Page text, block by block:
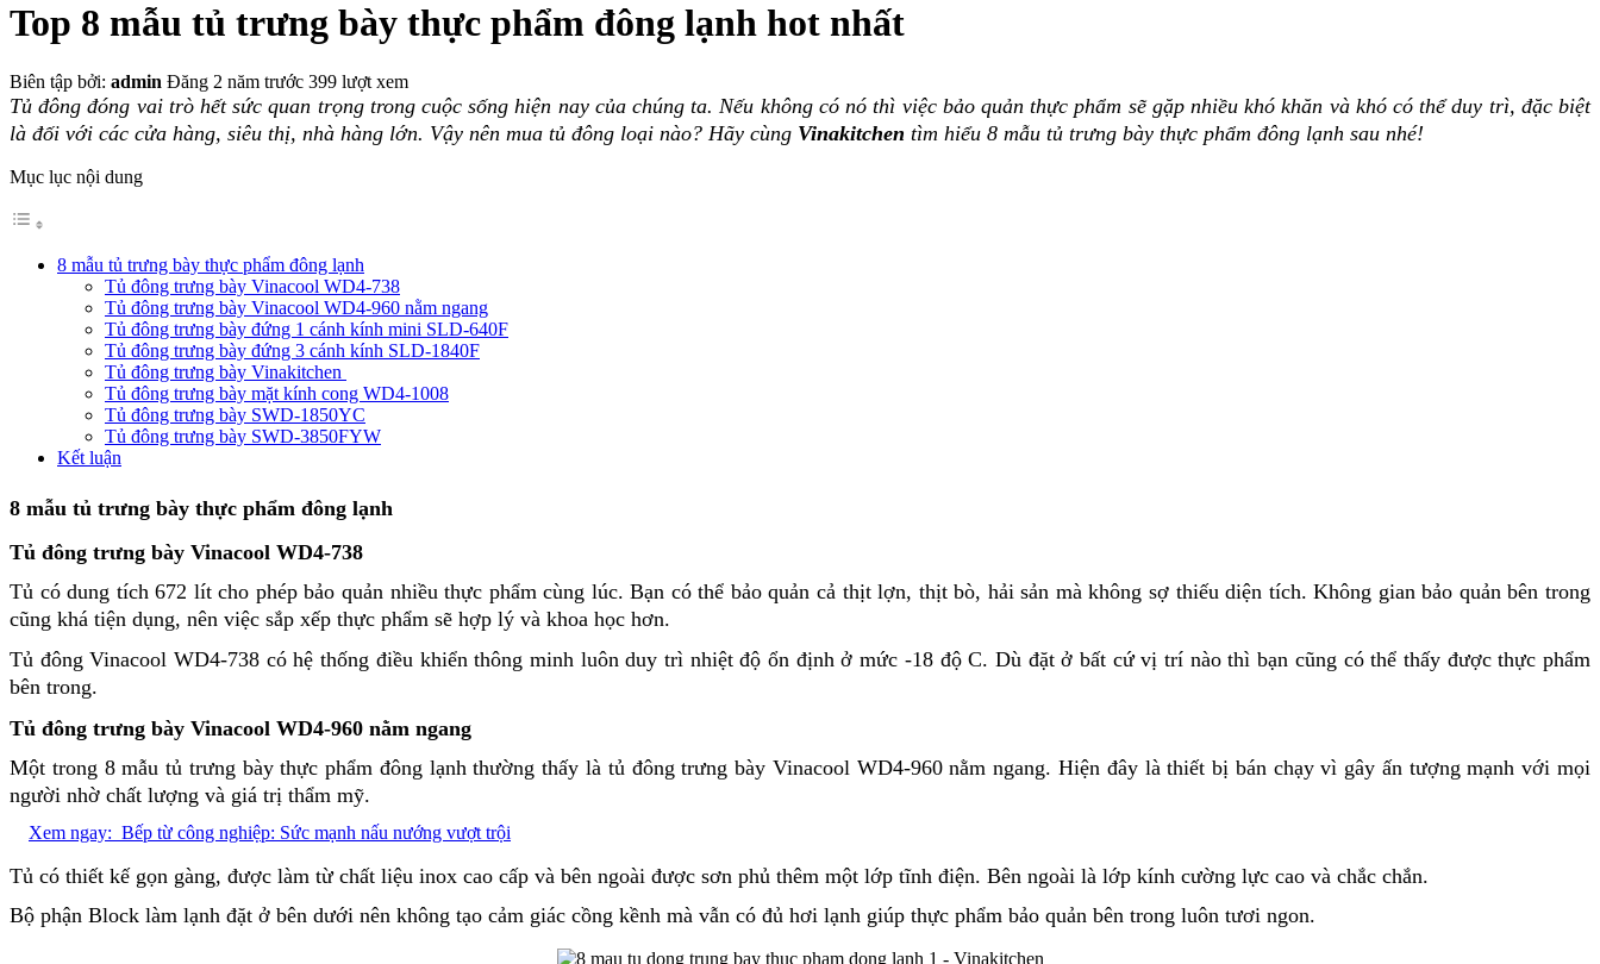
Top 8 mẫu tủ trưng bày thực phẩm đông lạnh hot nhất
Biên tập bởi: admin Đăng 2 năm trước 399 lượt xem
Tủ đông đóng vai trò hết sức quan trọng trong cuộc sống hiện nay của chúng ta. Nếu không có nó thì việc bảo quản thực phẩm sẽ gặp nhiều khó khăn và khó có thể duy trì, đặc biệt
là đối với các cửa hàng, siêu thị, nhà hàng lớn. Vậy nên mua tủ đông loại nào? Hãy cùng Vinakitchen tìm hiểu 8 mẫu tủ trưng bày thực phẩm đông lạnh sau nhé!
Mục lục nội dung
8 mẫu tủ trưng bày thực phẩm đông lạnh
Tủ đông trưng bày Vinacool WD4-738
Tủ đông trưng bày Vinacool WD4-960 nằm ngang
Tủ đông trưng bày đứng 1 cánh kính mini SLD-640F
Tủ đông trưng bày đứng 3 cánh kính SLD-1840F
Tủ đông trưng bày Vinakitchen
Tủ đông trưng bày mặt kính cong WD4-1008
Tủ đông trưng bày SWD-1850YC
Tủ đông trưng bày SWD-3850FYW
Kết luận
8 mẫu tủ trưng bày thực phẩm đông lạnh
Tủ đông trưng bày Vinacool WD4-738
Tủ có dung tích 672 lít cho phép bảo quản nhiều thực phẩm cùng lúc. Bạn có thể bảo quản cả thịt lợn, thịt bò, hải sản mà không sợ thiếu diện tích. Không gian bảo quản bên trong
cũng khá tiện dụng, nên việc sắp xếp thực phẩm sẽ hợp lý và khoa học hơn.
Tủ đông Vinacool WD4-738 có hệ thống điều khiển thông minh luôn duy trì nhiệt độ ổn định ở mức -18 độ C. Dù đặt ở bất cứ vị trí nào thì bạn cũng có thể thấy được thực phẩm
bên trong.
Tủ đông trưng bày Vinacool WD4-960 nằm ngang
Một trong 8 mẫu tủ trưng bày thực phẩm đông lạnhthường thấy là tủ đông trưng bày Vinacool WD4-960 nằm ngang. Hiện đây là thiết bị bán chạy vì gây ấn tượng mạnh với mọi
người nhờ chất lượng và giá trị thẩm mỹ.
Xem ngay: Bếp từ công nghiệp: Sức mạnh nấu nướng vượt trội
Tủ có thiết kế gọn gàng, được làm từ chất liệu inox cao cấp và bên ngoài được sơn phủ thêm một lớp tĩnh điện. Bên ngoài là lớp kính cường lực cao và chắc chắn.
Bộ phận Block làm lạnh đặt ở bên dưới nên không tạo cảm giác cồng kềnh mà vẫn có đủ hơi lạnh giúp thực phẩm bảo quản bên trong luôn tươi ngon.